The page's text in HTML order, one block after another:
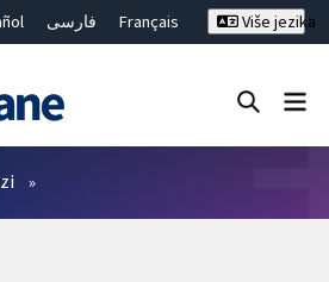
فارسی
Français
Više jezika